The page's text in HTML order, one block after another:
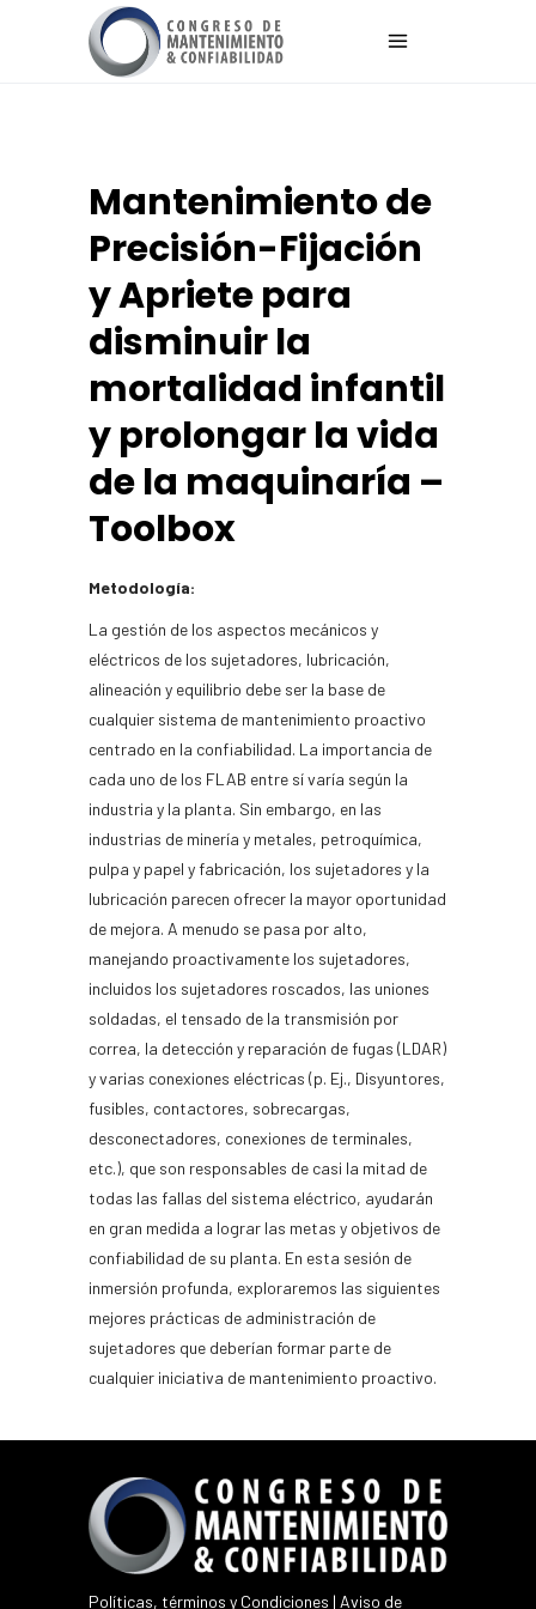
Mantenimiento de
Precisión-Fijación
y Apriete para
disminuir la
mortalidad infantil
y prolongar la vida
de la maquinaría –
Toolbox
Metodología:
La gestión de los aspectos mecánicos y
eléctricos de los sujetadores, lubricación,
alineación y equilibrio debe ser la base de
cualquier sistema de mantenimiento proactivo
centrado en la confiabilidad. La importancia de
cada uno de los FLAB entre sí varía según la
industria y la planta. Sin embargo, en las
industrias de minería y metales, petroquímica,
pulpa y papel y fabricación, los sujetadores y la
lubricación parecen ofrecer la mayor oportunidad
de mejora. A menudo se pasa por alto,
manejando proactivamente los sujetadores,
incluidos los sujetadores roscados, las uniones
soldadas, el tensado de la transmisión por
correa, la detección y reparación de fugas (LDAR)
y varias conexiones eléctricas (p. Ej., Disyuntores,
fusibles, contactores, sobrecargas,
desconectadores, conexiones de terminales,
etc.), que son responsables de casi la mitad de
todas las fallas del sistema eléctrico, ayudarán
en gran medida a lograr las metas y objetivos de
confiabilidad de su planta. En esta sesión de
inmersión profunda, exploraremos las siguientes
mejores prácticas de administración de
sujetadores que deberían formar parte de
cualquier iniciativa de mantenimiento proactivo.
Políticas, términos y Condiciones | Aviso de